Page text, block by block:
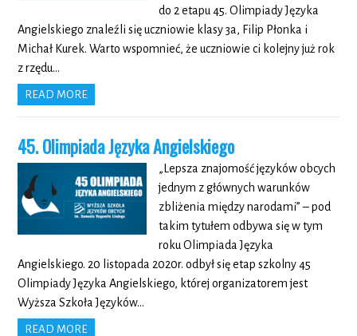
do 2 etapu 45. Olimpiady Języka
Angielskiego znaleźli się uczniowie klasy 3a, Filip Płonka i
Michał Kurek. Warto wspomnieć, że uczniowie ci kolejny już rok
z rzędu…
READ MORE
45. Olimpiada Języka Angielskiego
„Lepsza znajomość języków obcych
jednym z głównych warunków
zbliżenia między narodami” – pod
takim tytułem odbywa się w tym
roku Olimpiada Języka
Angielskiego. 20 listopada 2020r. odbył się etap szkolny 45
Olimpiady Języka Angielskiego, której organizatorem jest
Wyższa Szkoła Języków…
READ MORE